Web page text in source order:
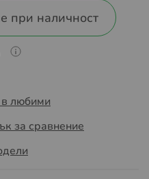
при наличност
любими
за сравнение